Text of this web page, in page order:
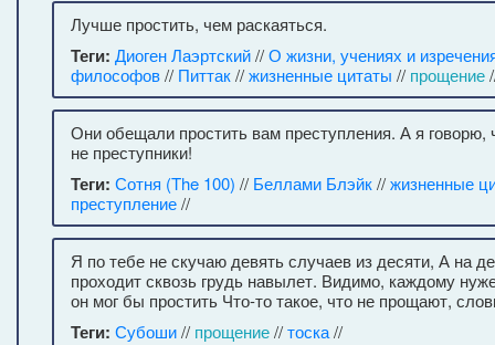
Лучше простить, чем раскаяться.
Теги: Диоген Лаэртский//О жизни, учениях и
философов// Питтак//жизненные цитаты // прощение
Они обещали простить вам преступления. А я говорю,
не преступники!
Теги: Сотня (The 100) // Беллами Блэйк//жизненные
преступление//
Я по тебе не скучаю девять случаев из десяти, А на
проходит сквозь грудь навылет. Видимо, каждому
он мог бы простить Что-то такое, что не прощают,
Теги: Субоши// прощение//тоска//